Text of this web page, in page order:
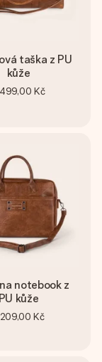
taška z PU
kůže
Kč
notebook z
PU kůže
Kč